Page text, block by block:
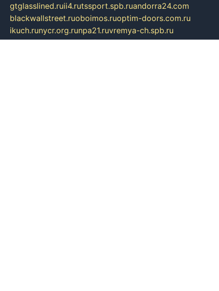
gtglasslined.ruii4.rutssport.spb.ruandorra24.com
blackwallstreet.ruoboimos.ruoptim-doors.com.ru
ikuch.runycr.org.runpa21.ruvremya-ch.spb.ru
desert000.ruivtorgi.ruifiori.rucatalog-statei.ru